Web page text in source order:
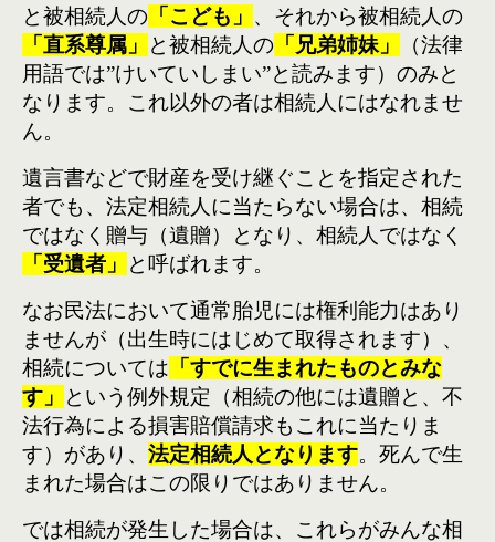
と被相続人の 「こども」 、それから被相続人の
「直系尊属」
と被相続人の 「兄弟姉妹」
（法律
用語では”けいていしまい”と読みます）のみと
なります。これ以外の者は相続人にはなれませ
ん。
遺言書などで財産を受け継ぐことを指定された
者でも、法定相続人に当たらない場合は、相続
ではなく贈与（遺贈）となり、相続人ではなく
「受遺者」
と呼ばれます。
なお民法において通常胎児には権利能力はあり
ませんが（出生時にはじめて取得されます）、
相続については 「すでに生まれたものとみな
す」
という例外規定（相続の他には遺贈と、不
法行為による損害賠償請求もこれに当たりま
す）があり、 法定相続人となります。死んで生
まれた場合はこの限りではありません。
では相続が発生した場合は、これらがみんな相